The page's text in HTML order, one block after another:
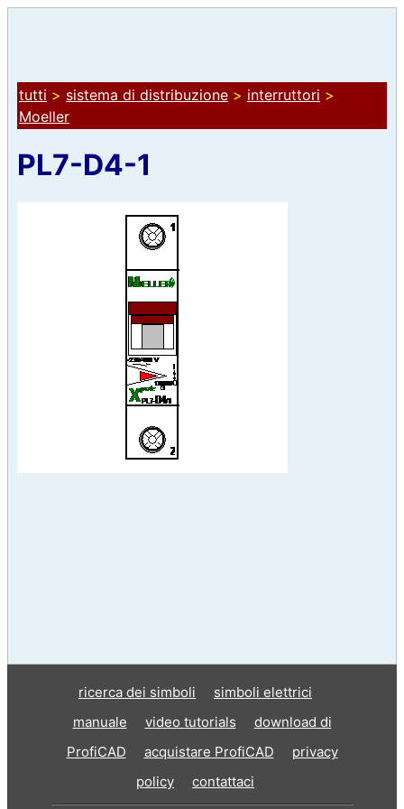
tutti > sistema di distribuzione > interruttori >
Moeller
PL7-D4-1
ricerca dei simboli
simboli elettrici
manuale
video tutorials
download di
ProfiCAD
acquistare ProfiCAD
privacy
policy
contattaci